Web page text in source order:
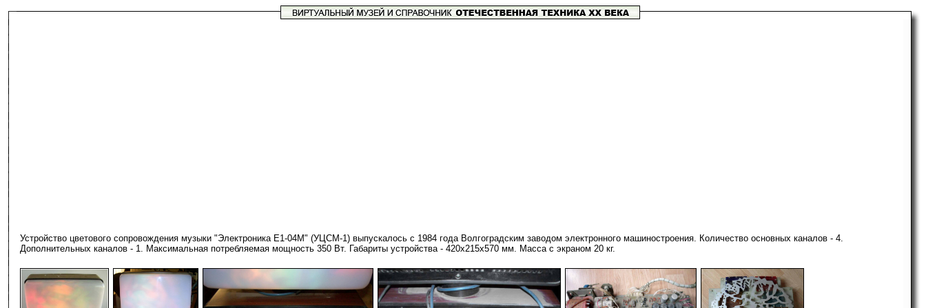
Устройство цветового сопровождения музыки "Электроника E1-04М" (УЦСМ-1) выпускалось с 1984 года Волгоградским заводом электронного машиностроения. Количество основных каналов - 4.
Дополнительных каналов - 1. Максимальная потребляемая мощность 350 Вт. Габариты устройства - 420х215х570 мм. Масса с экраном 20 кг.